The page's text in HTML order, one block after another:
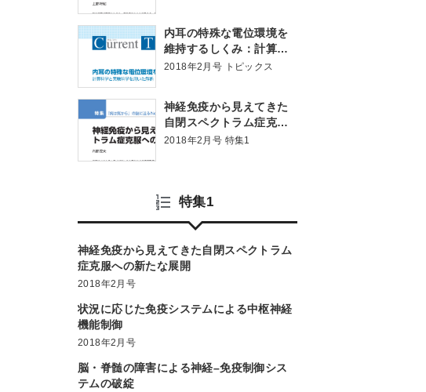
内耳の特殊な電位環境を
維持するしくみ：計算科
学と実験科学を用いた解
2018年2月号 トピックス
神経免疫から見えてきた
自閉スペクトラム症克服
への新たな展開
2018年2月号 特集1
特集1
神経免疫から見えてきた自閉スペクトラム
症克服への新たな展開
2018年2月号
状況に応じた免疫システムによる中枢神経
機能制御
2018年2月号
脳・脊髄の障害による神経–免疫制御シス
テムの破綻